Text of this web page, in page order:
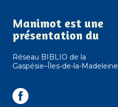
Manimot est une
présentation du
Réseau BIBLIO de la
Gaspésie–Îles-de-la-Madeleine